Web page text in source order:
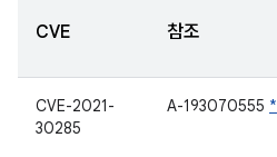
CVE 참조
CVE-2021-
30285
A-193070555 *